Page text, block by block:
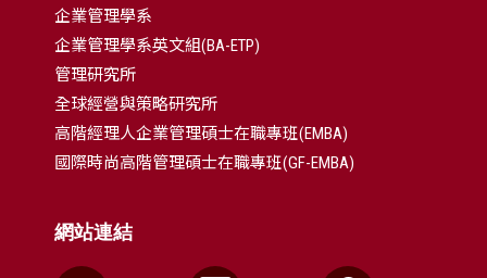
企業管理學系
企業管理學系英文組(BA-ETP)
管理研究所
全球經營與策略研究所
高階經理人企業管理碩士在職專班(EMBA)
國際時尚高階管理碩士在職專班(GF-EMBA)
網站連結